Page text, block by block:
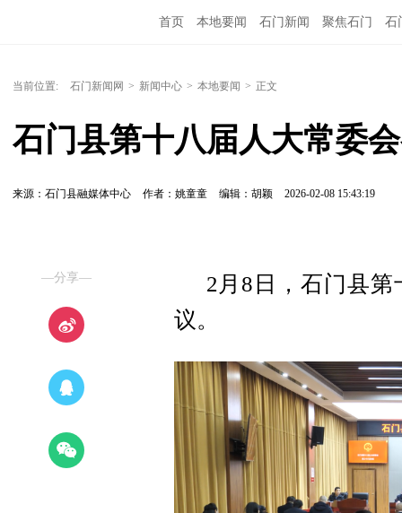
首页 本地要闻 石门新闻 聚焦石门 石
当前位置: 石门新闻网 > 新闻中心 > 本地要闻 > 正文
石门县第十八届人大常委
来源：石门县融媒体中心 作者：姚童童 编辑：胡颖 2026-02-08 15:43:19
—分享—
2月8日，石门县
议。